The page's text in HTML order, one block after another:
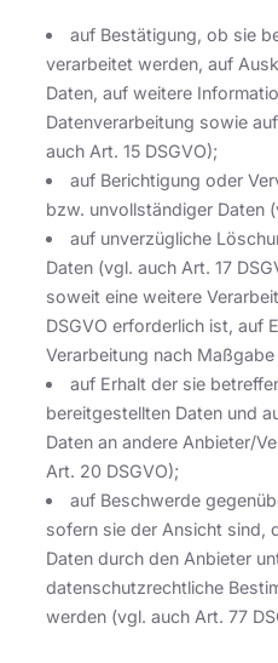
auf Bestätigung, ob sie
verarbeitet werden, auf
Daten, auf weitere
Datenverarbeitung sowie
auch Art. 15 DSGVO);
auf Berichtigung oder
bzw. unvollständiger Daten
auf unverzügliche
Daten (vgl. auch Art. 17
soweit eine weitere
DSGVO erforderlich ist, auf
Verarbeitung nach Maßgabe
auf Erhalt der sie
bereitgestellten Daten und
Daten an andere Anbieter/
Art. 20 DSGVO);
auf Beschwerde
sofern sie der Ansicht sind,
Daten durch den Anbieter
datenschutzrechtliche
werden (vgl. auch Art. 77